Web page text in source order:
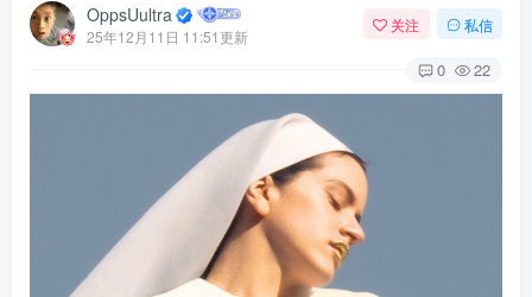
OppsUultra
25年12月11日 11:51更新
关注 私信
0 22